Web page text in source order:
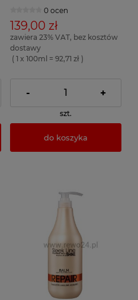
0 ocen
139,00 zł
zawiera 23% VAT, bez kosztów
dostawy
( 1 x 100ml = 92,71 zł )
- +
szt.
do koszyka